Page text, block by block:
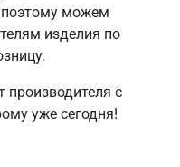
можем
изделия по
производителя с
уже сегодня!